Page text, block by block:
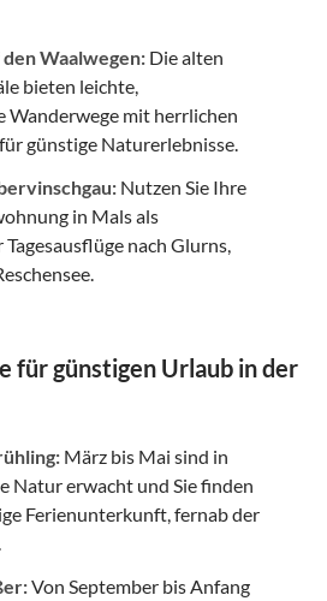
Waalwegen: Die alten
bieten leichte,
Wanderwege mit herrlichen
günstige Naturerlebnisse.
Nutzen Sie Ihre
in Mals als
nach Glurns,
für günstigen Urlaub in der
März bis Mai sind in
Natur erwacht und Sie finden
Ferienunterkunft, fernab der
Von September bis Anfang